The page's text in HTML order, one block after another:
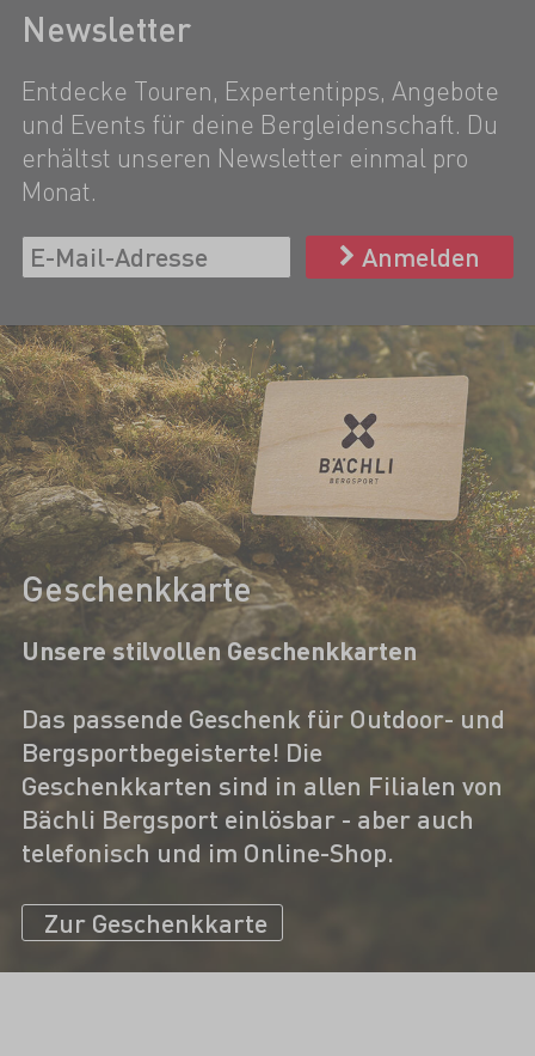
Newsletter
Entdecke Touren, Expertentipps, Angebote
und Events für deine Bergleidenschaft. Du
erhältst unseren Newsletter einmal pro
Monat.
Anmelden
Geschenkkarte
Unsere stilvollen Geschenkkarten
Das passende Geschenk für Outdoor- und
Bergsportbegeisterte! Die
Geschenkkarten sind in allen Filialen von
Bächli Bergsport einlösbar - aber auch
telefonisch und im Online-Shop.
Zur Geschenkkarte